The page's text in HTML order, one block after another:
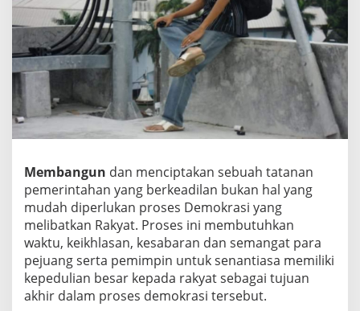
M
l
l
u
i
K
e
b
a
n
k
Membangun dan menciptakan sebuah tatanan
pemerintahan yang berkeadilan bukan hal yang
mudah diperlukan proses Demokrasi yang
melibatkan Rakyat. Proses ini membutuhkan
waktu, keikhlasan, kesabaran dan semangat para
pejuang serta pemimpin untuk senantiasa memiliki
kepedulian besar kepada rakyat sebagai tujuan
akhir dalam proses demokrasi tersebut.